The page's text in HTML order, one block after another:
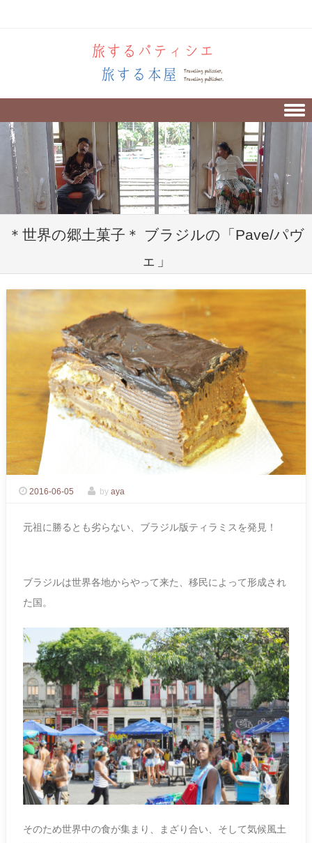
Skip to content
＊世界の郷土菓子＊ ブラジルの「Pave/パヴ
ェ」
2016-06-05 by aya
元祖に勝るとも劣らない、ブラジル版ティラミスを発見！
ブラジルは世界各地からやって来た、移民によって形成され
た国。
そのため世界中の食が集まり、まざり合い、そして気候風土